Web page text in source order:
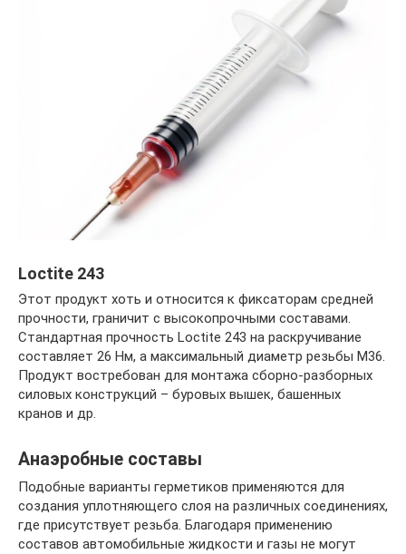
Loctite 243
Этот продукт хоть и относится к фиксаторам средней
прочности, граничит с высокопрочными составами.
Стандартная прочность Loctite 243 на раскручивание
составляет 26 Нм, а максимальный диаметр резьбы М36.
Продукт востребован для монтажа сборно-разборных
силовых конструкций – буровых вышек, башенных
кранов и др.
Анаэробные составы
Подобные варианты герметиков применяются для
создания уплотняющего слоя на различных соединениях,
где присутствует резьба. Благодаря применению
составов автомобильные жидкости и газы не могут